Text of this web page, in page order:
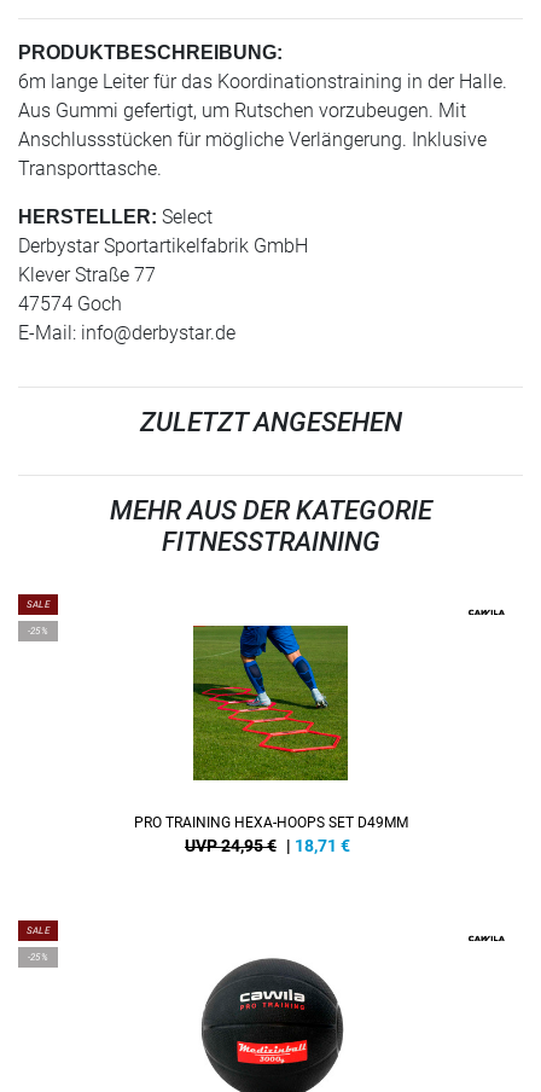
PRODUKTBESCHREIBUNG:
6m lange Leiter für das Koordinationstraining in der Halle.
Aus Gummi gefertigt, um Rutschen vorzubeugen. Mit
Anschlussstücken für mögliche Verlängerung. Inklusive
Transporttasche.
HERSTELLER: Select
Derbystar Sportartikelfabrik GmbH
Klever Straße 77
47574 Goch
E-Mail: info@derbystar.de
ZULETZT ANGESEHEN
MEHR AUS DER KATEGORIE
FITNESSTRAINING
SALE
-25%
PRO TRAINING HEXA-HOOPS SET D49MM
UVP 24,95 € | 18,71 €
SALE
-25%